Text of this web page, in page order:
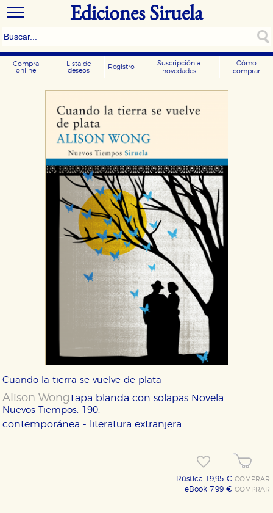
Ediciones Siruela
Compra
online
Lista de
deseos
Registro
Suscripción a
novedades
Cómo
comprar
Cuando la tierra se vuelve de plata
Alison Wong
Nuevos Tiempos. 190.
Tapa blanda con solapas Novela
contemporánea - literatura extranjera
Rústica 19,95 €COMPRAR
eBook 7,99 €COMPRAR